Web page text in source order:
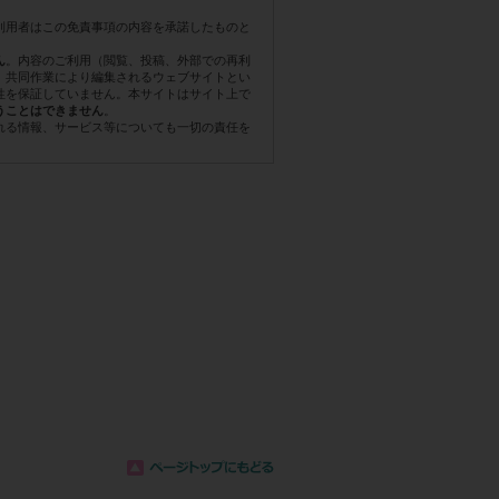
者はこの免責事項の内容を承諾したものと
。内容のご利用（閲覧、投稿、外部での再利
同作業により編集されるウェブサイトとい
保証していません。本サイトはサイト上で
ことはできません
情報、サービス等についても一切の責任を